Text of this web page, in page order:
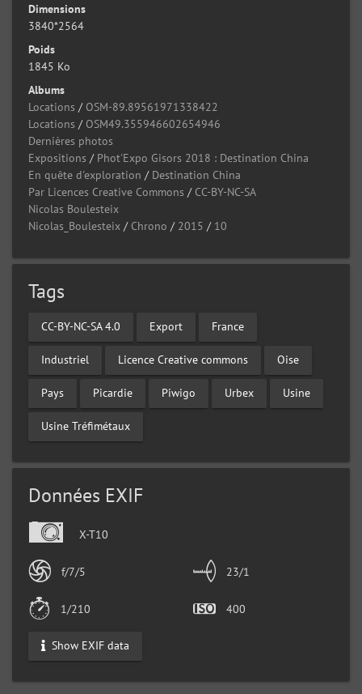
Dimensions
3840*2564
Poids
1845 Ko
Albums
Locations / OSM-89.89561971338422
Locations / OSM49.355946602654946
Dernières photos
Expositions / Phot'Expo Gisors 2018 : Destination China
En quête d'exploration / Destination China
Par Licences Creative Commons / CC-BY-NC-SA
Nicolas Boulesteix
Nicolas_Boulesteix / Chrono / 2015 / 10
Tags
CC-BY-NC-SA 4.0 Export France
Industriel Licence Creative commons Oise
Pays Picardie Piwigo Urbex Usine
Usine Tréfimétaux
Données EXIF
X-T10
f/7/5 23/1
1/210 400
Show EXIF data